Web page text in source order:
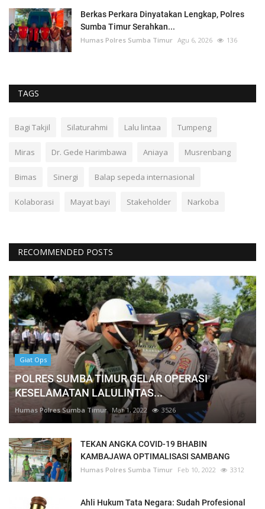
Berkas Perkara Dinyatakan Lengkap, Polres
Sumba Timur Serahkan...
Humas Polres Sumba Timur Agu 6, 2026 136
TAGS
Bagi Takjil Silaturahmi Lalu lintaa Tumpeng
Miras Dr. Gede Harimbawa Aniaya Musrenbang
Bimas Sinergi Balap sepeda internasional
Kolaborasi Mayat bayi Stakeholder Narkoba
RECOMMENDED POSTS
Giat Ops
POLRES SUMBA TIMUR GELAR OPERASI
KESELAMATAN LALULINTAS...
Humas Polres Sumba Timur Mar 1, 2022 3526
TEKAN ANGKA COVID-19 BHABIN
KAMBAJAWA OPTIMALISASI SAMBANG
Humas Polres Sumba Timur Feb 10, 2022 3312
Ahli Hukum Tata Negara: Sudah Profesional